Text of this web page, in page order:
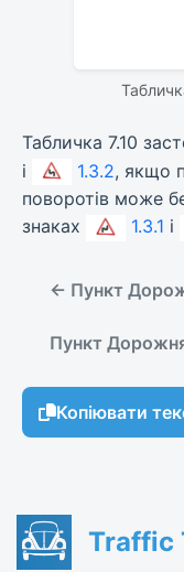
Табличка 7.10
і
1.3.2, якщо
поворотів може
знаках
1.3.1 і
← Пункт
Пункт
Копіювати
Traffic